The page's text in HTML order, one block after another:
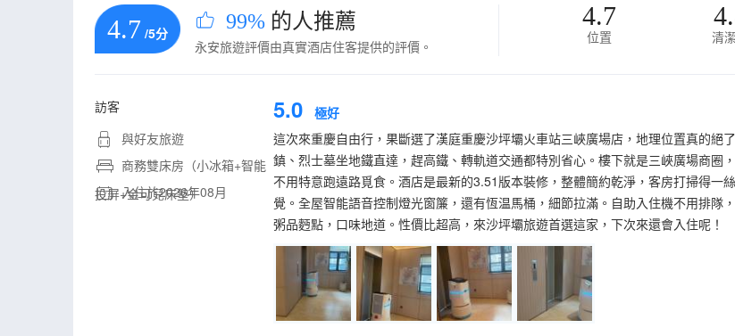
4.7 /5分 99% 的人推薦
永安旅遊評價由真實酒店住客提供的評價。
4.7
位置 清
訪客
與好友旅遊
商務雙床房（小冰箱+智能
投屏+金可兒床墊）
入住於2026年08月
5.0 極好
這次來重慶自由行，果斷選了漢庭重慶沙坪壩火車站三峽廣場店，地理位置真的
鎮、烈士墓坐地鐵直達，趕高鐵、轉軌道交通都特別省心。樓下就是三峽廣場商圈
不用特意跑遠路覓食。酒店是最新的3.51版本裝修，整體簡約乾淨，客房打掃得
覺。全屋智能語音控制燈光窗簾，還有恆温馬桶，細節拉滿。自助入住機不用排隊
粥品麪點，口味地道。性價比超高，來沙坪壩旅遊首選這家，下次來還會入住呢！